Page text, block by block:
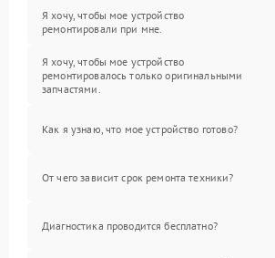
Я хочу, чтобы мое устройство
ремонтировали при мне.
Я хочу, чтобы мое устройство
ремонтировалось только оригинальными
запчастями.
Как я узнаю, что мое устройство готово?
От чего зависит срок ремонта техники?
Диагностика проводится бесплатно?